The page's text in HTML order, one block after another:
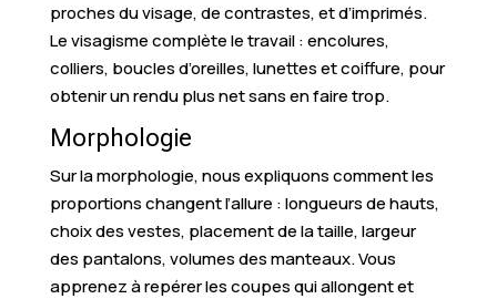
proches du visage, de contrastes, et d’imprimés.
Le visagisme complète le travail : encolures,
colliers, boucles d’oreilles, lunettes et coiffure, pour
obtenir un rendu plus net sans en faire trop.
Morphologie
Sur la morphologie, nous expliquons comment les
proportions changent l’allure : longueurs de hauts,
choix des vestes, placement de la taille, largeur
des pantalons, volumes des manteaux. Vous
apprenez à repérer les coupes qui allongent et